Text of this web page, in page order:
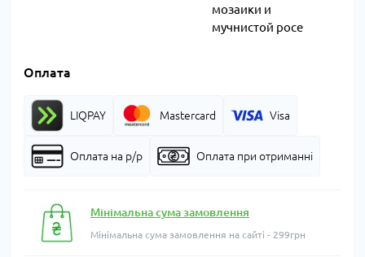
мозаики и
мучнистой росе
Оплата
LIQPAY Mastercard Visa
Оплата на р/р Оплата при отриманні
Мінімальна сума замовлення
Мінімальна сума замовлення на сайті - 299грн